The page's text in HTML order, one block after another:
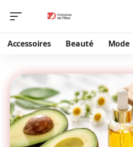
Accessoires Beauté Mode